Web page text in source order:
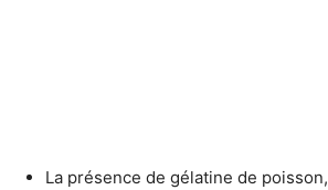
La présence de gélatine de